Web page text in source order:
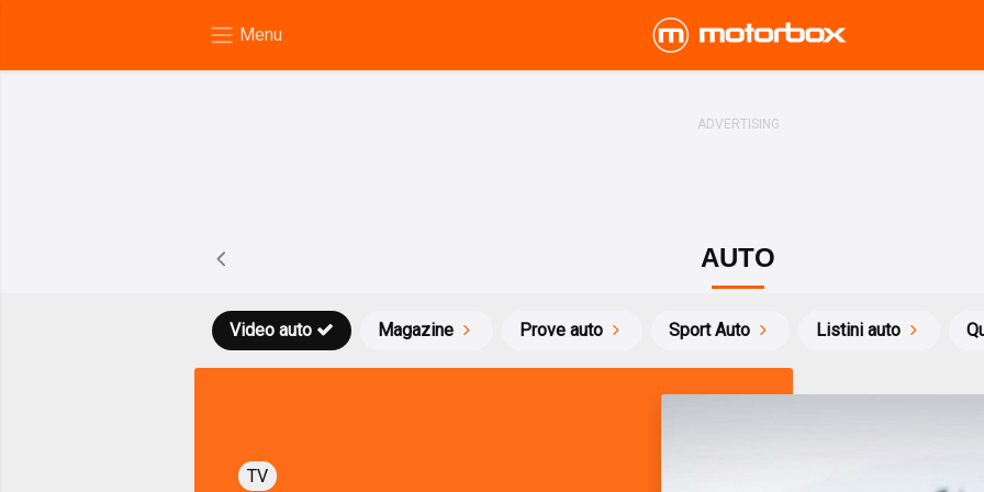
AUTO
Magazine Prove auto
Video auto Sport Auto Listini auto
TV